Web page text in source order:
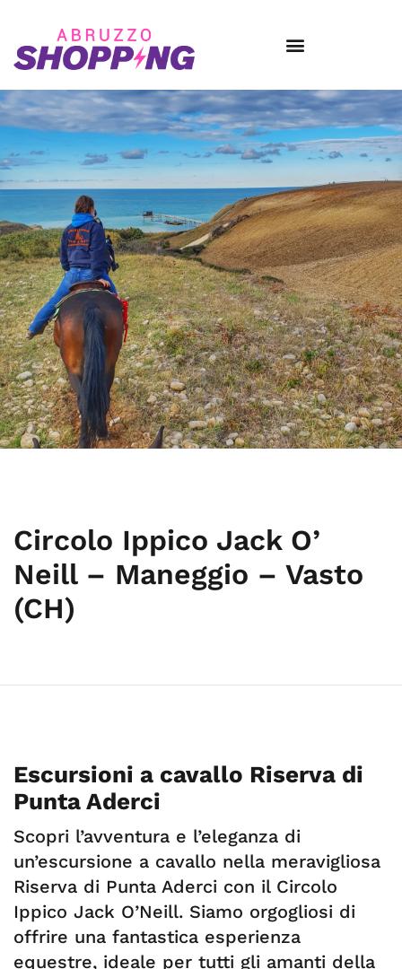
Circolo Ippico Jack O’
Neill – Maneggio – Vasto
(CH)
Escursioni a cavallo Riserva di
Punta Aderci
Scopri l’avventura e l’eleganza di
un’escursione a cavallo nella meravigliosa
Riserva di Punta Aderci con il Circolo
Ippico Jack O’Neill. Siamo orgogliosi di
offrire una fantastica esperienza
equestre, ideale per tutti gli amanti della